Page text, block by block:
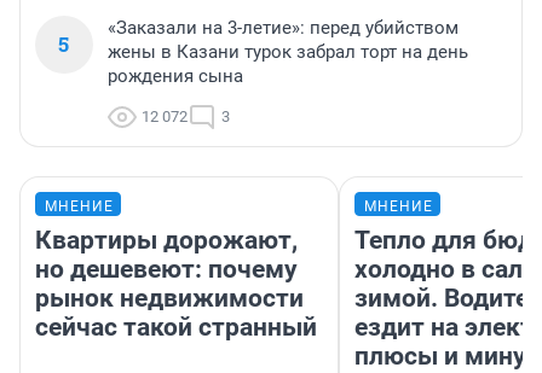
5
«Заказали на 3-летие»: перед убийством
жены в Казани турок забрал торт на день
рождения сына
12 072 3
МНЕНИЕ
Квартиры дорожают,
но дешевеют: почему
рынок недвижимости
сейчас такой странный
МНЕНИЕ
Тепло для
холодно в
зимой.
ездит на
плюсы и